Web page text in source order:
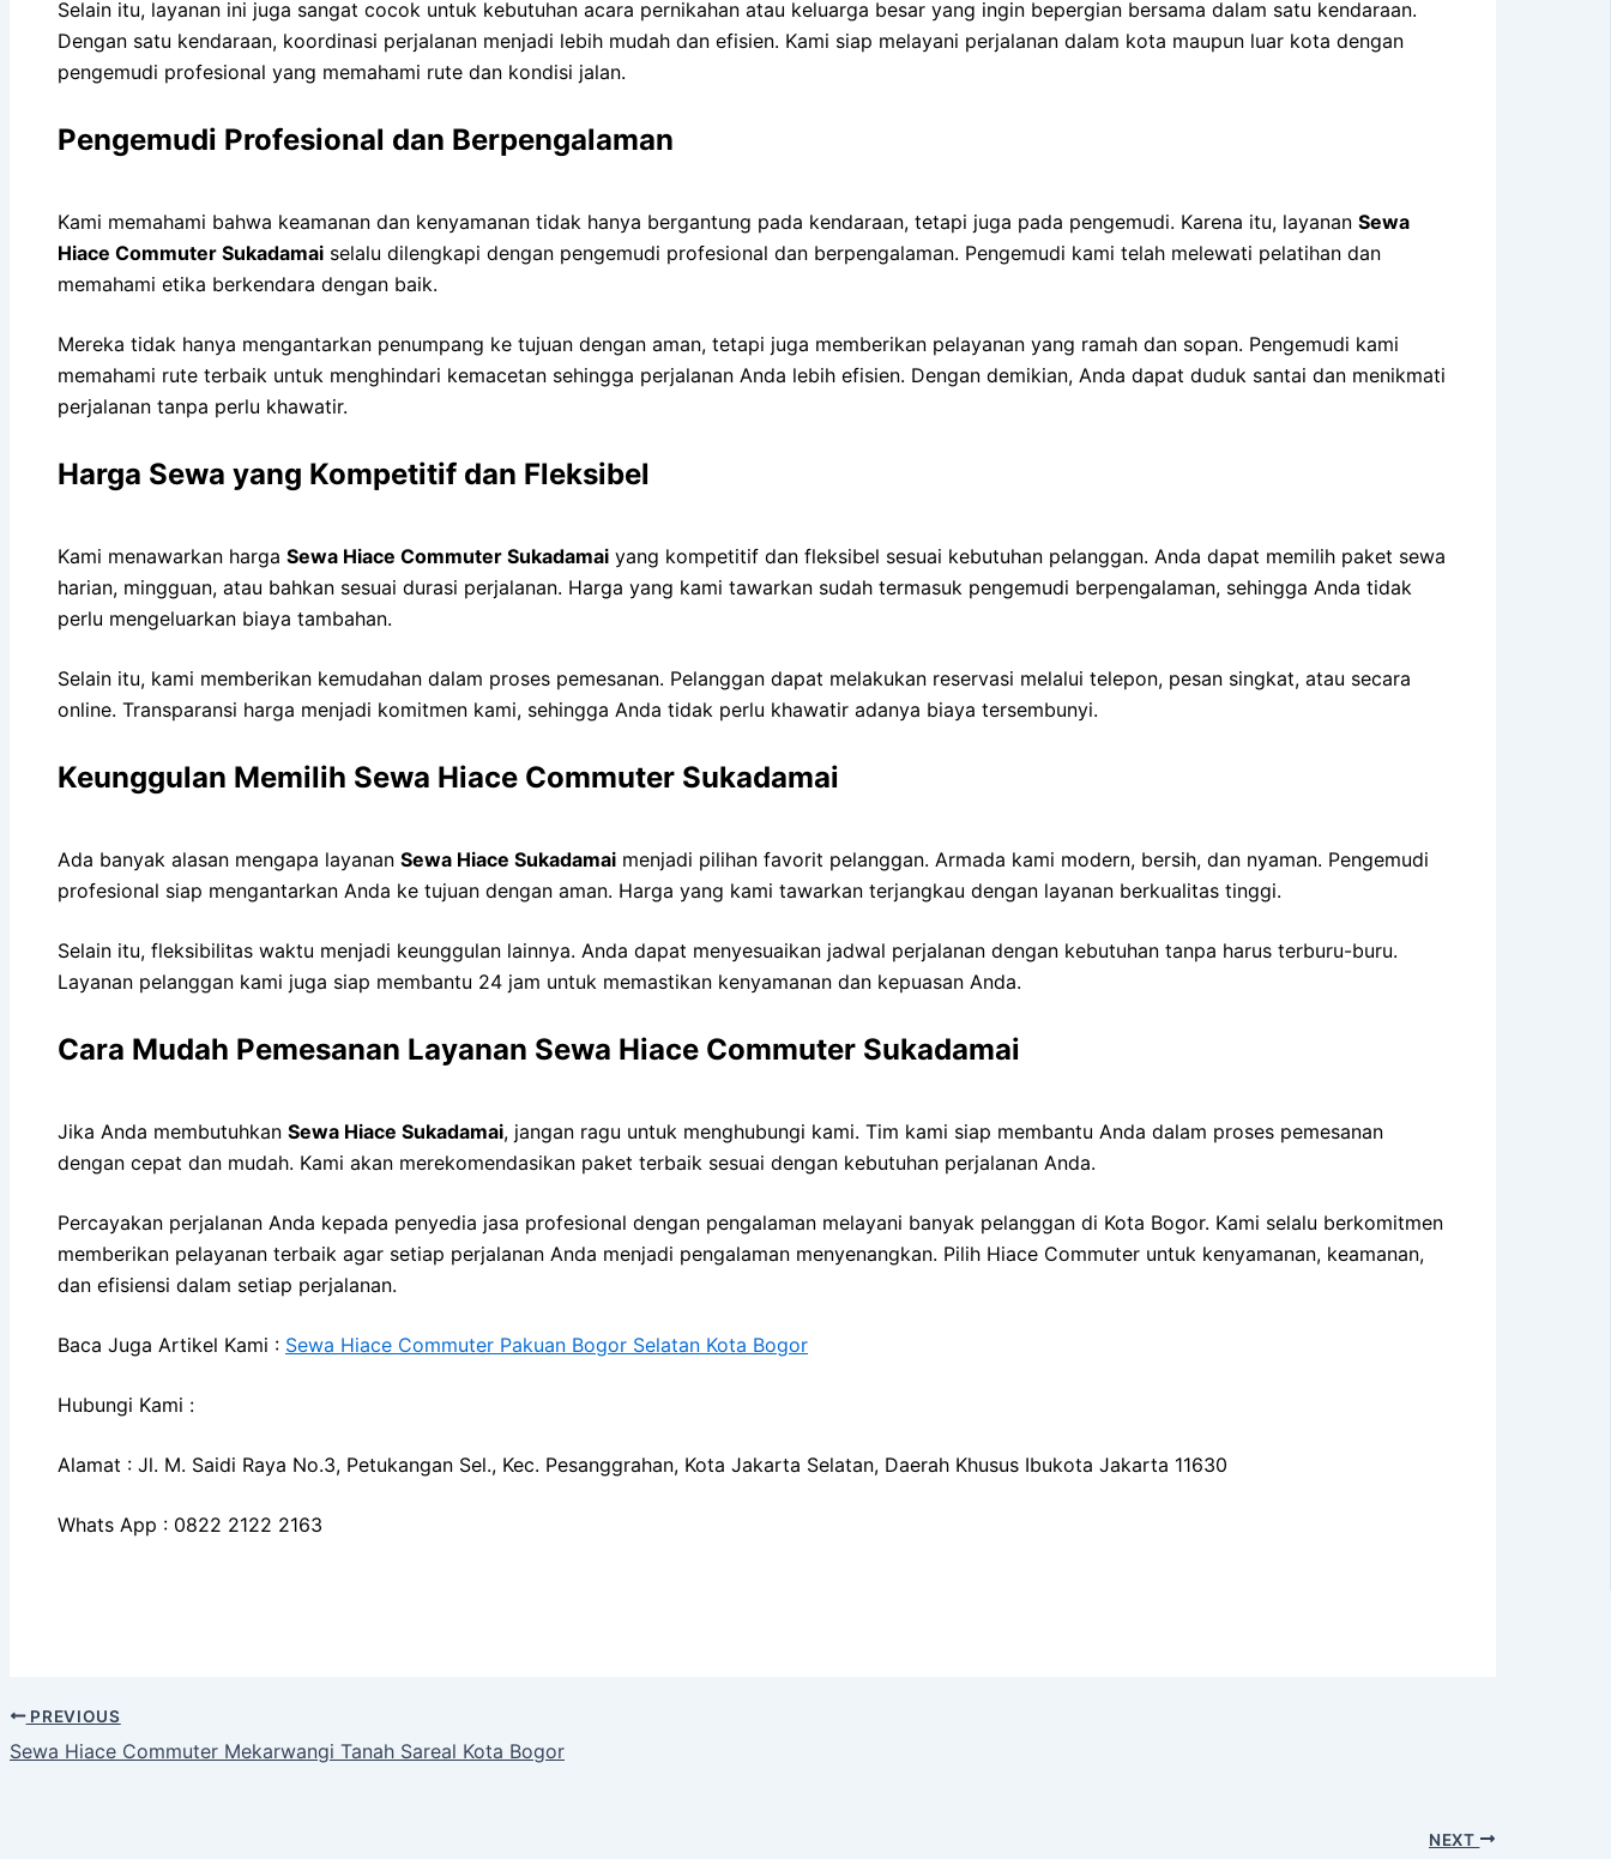
Selain itu, layanan ini juga sangat cocok untuk kebutuhan acara pernikahan atau keluarga besar yang ingin bepergian bersama dalam satu kendaraan.
Dengan satu kendaraan, koordinasi perjalanan menjadi lebih mudah dan efisien. Kami siap melayani perjalanan dalam kota maupun luar kota dengan
pengemudi profesional yang memahami rute dan kondisi jalan.
Pengemudi Profesional dan Berpengalaman
Kami memahami bahwa keamanan dan kenyamanan tidak hanya bergantung pada kendaraan, tetapi juga pada pengemudi. Karena itu, layanan Sewa
Hiace Commuter Sukadamai selalu dilengkapi dengan pengemudi profesional dan berpengalaman. Pengemudi kami telah melewati pelatihan dan
memahami etika berkendara dengan baik.
Mereka tidak hanya mengantarkan penumpang ke tujuan dengan aman, tetapi juga memberikan pelayanan yang ramah dan sopan. Pengemudi kami
memahami rute terbaik untuk menghindari kemacetan sehingga perjalanan Anda lebih efisien. Dengan demikian, Anda dapat duduk santai dan menikmati
perjalanan tanpa perlu khawatir.
Harga Sewa yang Kompetitif dan Fleksibel
Kami menawarkan harga Sewa Hiace Commuter Sukadamai yang kompetitif dan fleksibel sesuai kebutuhan pelanggan. Anda dapat memilih paket sewa
harian, mingguan, atau bahkan sesuai durasi perjalanan. Harga yang kami tawarkan sudah termasuk pengemudi berpengalaman, sehingga Anda tidak
perlu mengeluarkan biaya tambahan.
Selain itu, kami memberikan kemudahan dalam proses pemesanan. Pelanggan dapat melakukan reservasi melalui telepon, pesan singkat, atau secara
online. Transparansi harga menjadi komitmen kami, sehingga Anda tidak perlu khawatir adanya biaya tersembunyi.
Keunggulan Memilih Sewa Hiace Commuter Sukadamai
Ada banyak alasan mengapa layanan Sewa Hiace Sukadamai menjadi pilihan favorit pelanggan. Armada kami modern, bersih, dan nyaman. Pengemudi
profesional siap mengantarkan Anda ke tujuan dengan aman. Harga yang kami tawarkan terjangkau dengan layanan berkualitas tinggi.
Selain itu, fleksibilitas waktu menjadi keunggulan lainnya. Anda dapat menyesuaikan jadwal perjalanan dengan kebutuhan tanpa harus terburu-buru.
Layanan pelanggan kami juga siap membantu 24 jam untuk memastikan kenyamanan dan kepuasan Anda.
Cara Mudah Pemesanan Layanan Sewa Hiace Commuter Sukadamai
Jika Anda membutuhkan Sewa Hiace Sukadamai, jangan ragu untuk menghubungi kami. Tim kami siap membantu Anda dalam proses pemesanan
dengan cepat dan mudah. Kami akan merekomendasikan paket terbaik sesuai dengan kebutuhan perjalanan Anda.
Percayakan perjalanan Anda kepada penyedia jasa profesional dengan pengalaman melayani banyak pelanggan di Kota Bogor. Kami selalu berkomitmen
memberikan pelayanan terbaik agar setiap perjalanan Anda menjadi pengalaman menyenangkan. Pilih Hiace Commuter untuk kenyamanan, keamanan,
dan efisiensi dalam setiap perjalanan.
Baca Juga Artikel Kami : Sewa Hiace Commuter Pakuan Bogor Selatan Kota Bogor
Hubungi Kami :
Alamat : Jl. M. Saidi Raya No.3, Petukangan Sel., Kec. Pesanggrahan, Kota Jakarta Selatan, Daerah Khusus Ibukota Jakarta 11630
Whats App : 0822 2122 2163
PREVIOUS
Sewa Hiace Commuter Mekarwangi Tanah Sareal Kota Bogor
NEXT